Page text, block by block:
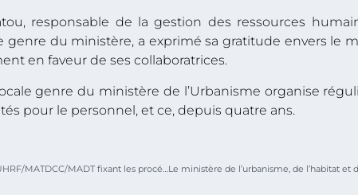
responsable de la gestion des ressources
genre du ministère, a exprimé sa gratitude envers le
en faveur de ses collaboratrices.
genre du ministère de l’Urbanisme organise
pour le personnel, et ce, depuis quatre ans.
ARRETE INTERMINISTERIEL № 723/MUHRF/MATDCC/MADT fixant les procédures d’élaboration, d’approbation, de modification et de révision du plan local d’urbanisme